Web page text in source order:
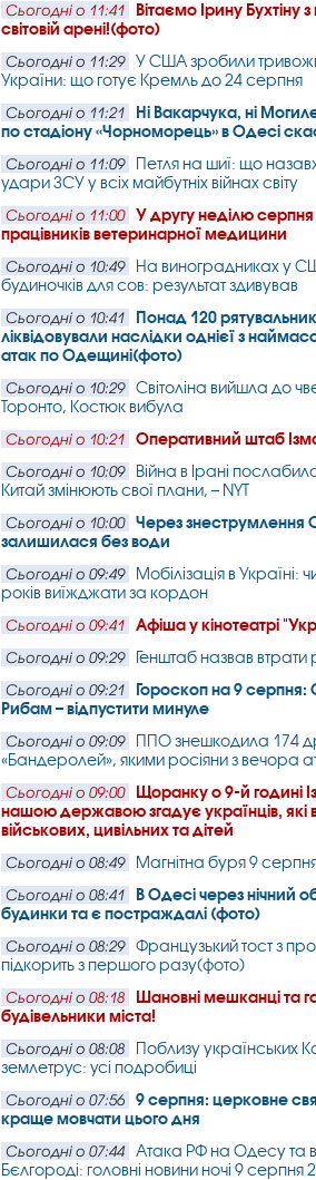
Сьогодні о 11:41
Вітаємо Ірину Бухтіну
світовій арені!(фото)
Сьогодні о 11:29
У США зробили
України: що готує Кремль до 24 серпня
Сьогодні о 11:21
Ні Вакарчука, ні
по стадіону «Чорноморець» в Одесі
Сьогодні о 11:09
Петля на шиї: що
удари ЗСУ у всіх майбутніх війнах світу
Сьогодні о 11:00
У другу неділю серпня
працівників ветеринарної медицини
Сьогодні о 10:49
На виноградниках у
будиночків для сов: результат здивував
Сьогодні о 10:41
Понад 120
ліквідовували наслідки однієї з
атак по Одещині(фото)
Сьогодні о 10:29
Світоліна вийшла до
Торонто, Костюк вибула
Сьогодні о 10:21 Оперативний штаб
Сьогодні о 10:09
Війна в Ірані
Китай змінюють свої плани, – NYT
Сьогодні о 10:00
Через
залишилася без води
Сьогодні о 09:49
Мобілізація в Україні:
років виїжджати за кордон
Сьогодні о 09:41 Афіша у кінотеатрі
Сьогодні о 09:29 Генштаб назвав втрати
Сьогодні о 09:21
Гороскоп на 9
Рибам – відпустити минуле
Сьогодні о 09:09
ППО знешкодила 174
«Бандеролей», якими росіяни з вечора
Сьогодні о 09:00
Щоранку о 9-й годині
нашою державою згадує українців, які
військових, цивільних та дітей
Сьогодні о 08:49 Магнітна буря 9
Сьогодні о 08:41
В Одесі через нічний
будинки та є постраждалі (фото)
Сьогодні о 08:29
Французький тост з
підкорить з першого разу(фото)
Сьогодні о 08:18
Шановні мешканці та
будівельники міста!
Сьогодні о 08:08
Поблизу українських
землетрус: усі подробиці
Сьогодні о 07:56
9 серпня: церковне
краще мовчати цього дня
Сьогодні о 07:44
Атака РФ на Одесу та
Бєлгороді: головні новини ночі 9 серпня